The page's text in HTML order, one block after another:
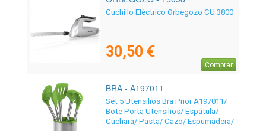
Cuchillo Eléctrico Orbegozo CU 3800
30,50 €
Comprar
BRA - A197011
Set 5 Utensilios Bra Prior A197011/
Bote Porta Utensilios/ Espátula/
Cuchara/ Pasta/ Cazo/ Espumadera/